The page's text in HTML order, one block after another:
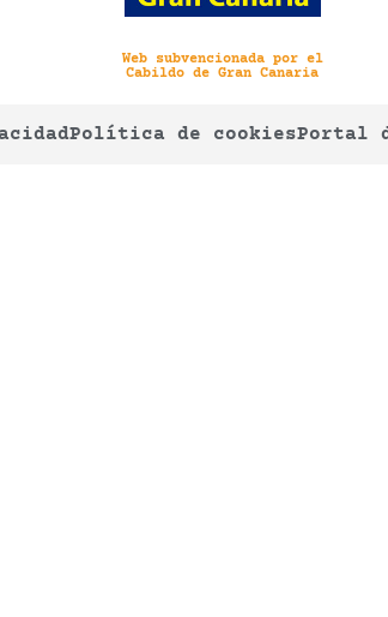
Web subvencionada por el
Cabildo de Gran Canaria
Política de cookiesPortal